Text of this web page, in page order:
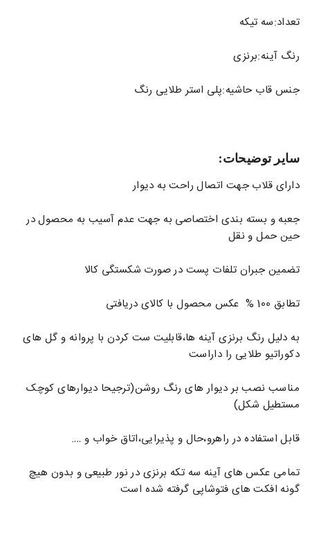
تعداد:سه تیکه
رنگ آینه:برنزی
جنس قاب حاشیه:پلی استر طلایی رنگ
سایر توضیحات:
دارای قلاب جهت اتصال راحت به دیوار
جعبه و بسته بندی اختصاصی به جهت عدم آسیب به محصول در
حین حمل و نقل
تضمین جبران تلفات پست در صورت شکستگی کالا
تطابق 100 % عکس محصول با کالای دریافتی
به دلیل رنگ برنزی آینه ها،قابلیت ست کردن با پروانه و گل های
دکوراتیو طلایی را داراست
مناسب نصب بر دیوار های رنگ روشن(ترجیحا دیوارهای کوچک
مستطیل شکل)
قابل استفاده در راهرو،حال و پذیرایی،اتاق خواب و ….
تمامی عکس های آینه سه تکه برنزی در نور طبیعی و بدون هیچ
گونه افکت های فتوشاپی گرفته شده است